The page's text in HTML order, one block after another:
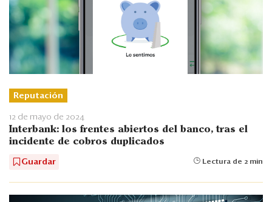
Reputación
12 de mayo de 2024
Interbank: los frentes abiertos del banco, tras el
incidente de cobros duplicados
Guardar Lectura de 2 min